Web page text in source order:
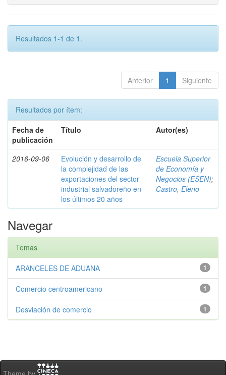
Resultados 1-1 de 1.
Anterior 1 Siguiente
Resultados por ítem:
Fecha de
publicación
Título Autor(es)
2016-09-06
Evolución y desarrollo de
la complejidad de las
exportaciones del sector
industrial salvadoreño en
los últimos 20 años
Escuela Superior
de Economía y
Negocios (ESEN);
Castro, Eleno
Navegar
Temas
1
ARANCELES DE ADUANA
1
Comercio centroamericano
1
Desviación de comercio